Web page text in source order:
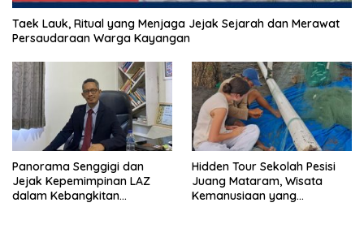
Taek Lauk, Ritual yang Menjaga Jejak Sejarah dan Merawat
Persaudaraan Warga Kayangan
Panorama Senggigi dan
Jejak Kepemimpinan LAZ
dalam Kebangkitan
Hidden Tour Sekolah Pesisi
Juang Mataram, Wisata
Kemanusiaan yang